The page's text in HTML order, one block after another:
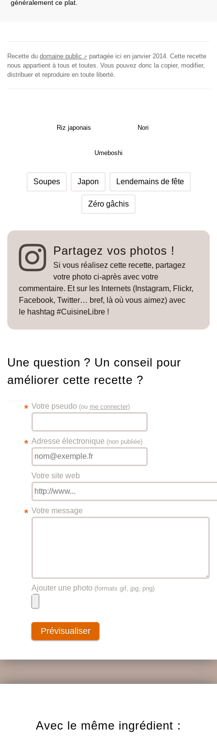
généralement ce plat.
Recette du domaine public partagée ici en janvier 2014 . Cette recette
nous appartient à tous et toutes. Vous pouvez donc la copier, modifier,
distribuer et reproduire en toute liberté.
Riz japonais Nori
Umeboshi
Soupes Japon Lendemains de fête
Zéro gâchis
Partagez vos photos !
Si vous réalisez cette recette, partagez
votre photo ci-après avec votre
commentaire. Et sur les Internets (Instagram, Flickr,
Facebook, Twitter… bref, là où vous aimez) avec
le hashtag #CuisineLibre !
Une question ? Un conseil pour
améliorer cette recette ?
Votre pseudo
* (ou me connecter)
Adresse électronique (non publiée)
*
Votre site web
Votre message
*
Ajouter une photo (formats gif, jpg, png)
Avec le même ingrédient :